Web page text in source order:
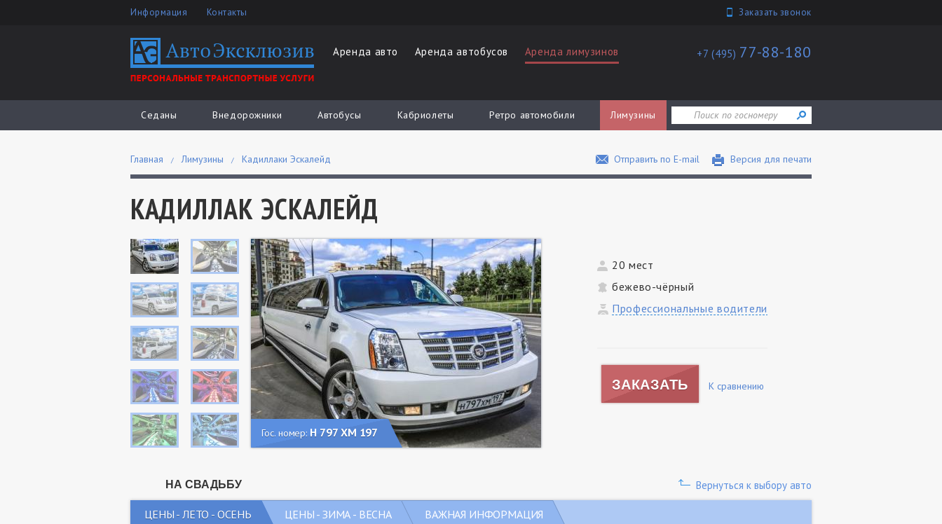
Информация Контакты Заказать звонок
+7 (495) 77-88-180
Аренда авто Аренда автобусов Аренда лимузинов
Седаны Внедорожники Автобусы Кабриолеты Ретро автомобили Лимузины
Главная Лимузины Кадиллаки Эскалейд Отправить по E-mail Версия для печати
КАДИЛЛАК ЭСКАЛЕЙД
Гос. номер: Н 797 ХМ 197
20 мест
бежево-чёрный
Профессиональные водители
ЗАКАЗАТЬ К сравнению
Вернуться к выбору авто
НА СВАДЬБУ
ЦЕНЫ - ЛЕТО - ОСЕНЬ ЦЕНЫ - ЗИМА - ВЕСНА ВАЖНАЯ ИНФОРМАЦИЯ